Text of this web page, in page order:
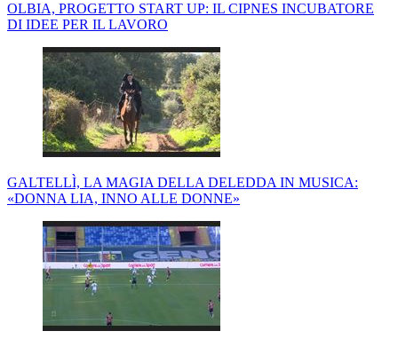
OLBIA, PROGETTO START UP: IL CIPNES INCUBATORE
DI IDEE PER IL LAVORO
GALTELLÌ, LA MAGIA DELLA DELEDDA IN MUSICA:
«DONNA LIA, INNO ALLE DONNE»